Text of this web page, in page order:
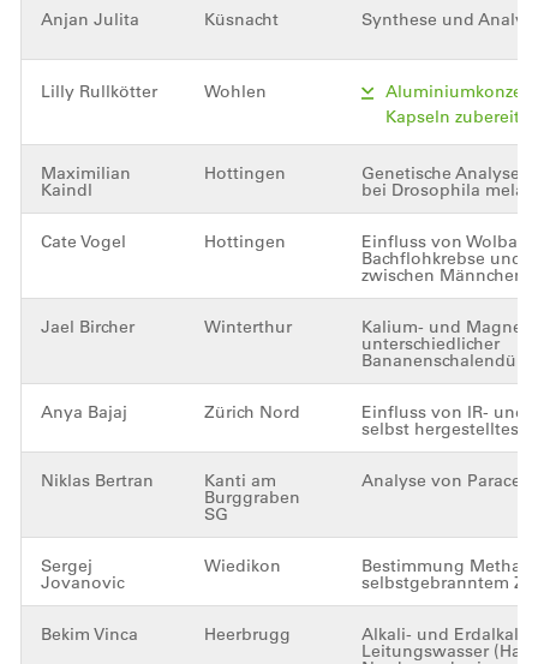
Anjan Julita Küsnacht Synthese und
Lilly Rullkötter Wohlen
Kapseln
Maximilian
Kaindl
Hottingen Genetische
bei Drosophila
Cate Vogel Hottingen Einfluss von
Bachflohkrebse und
zwischen Männchen
Jael Bircher Winterthur Kalium- und
unterschiedlicher
Anya Bajaj Zürich Nord Einfluss von IR- und
selbst hergestelltes
Niklas Bertran Kanti am
Burggraben
SG
Analyse von
Sergej
Jovanovic
Wiedikon Bestimmung
selbstgebranntem
Bekim Vinca Heerbrugg Alkali- und
Leitungswasser